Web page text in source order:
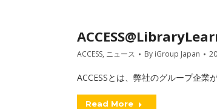
ACCESS, ニュース By iGroup Japan
ACCESSとは、弊社のグループ企
Read More